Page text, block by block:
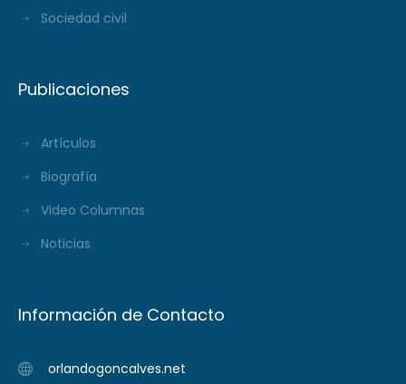
Sociedad civil
Publicaciones
Artículos
Biografía
Video Columnas
Noticias
Información de Contacto
orlandogoncalves.net